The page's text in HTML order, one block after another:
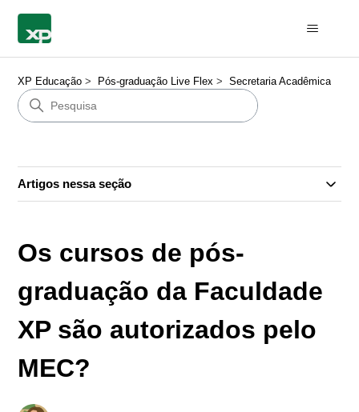
XP Educação Pós-graduação Live Flex Secretaria Acadêmica
Artigos nessa seção
Os cursos de pós-
graduação da Faculdade
XP são autorizados pelo
MEC?